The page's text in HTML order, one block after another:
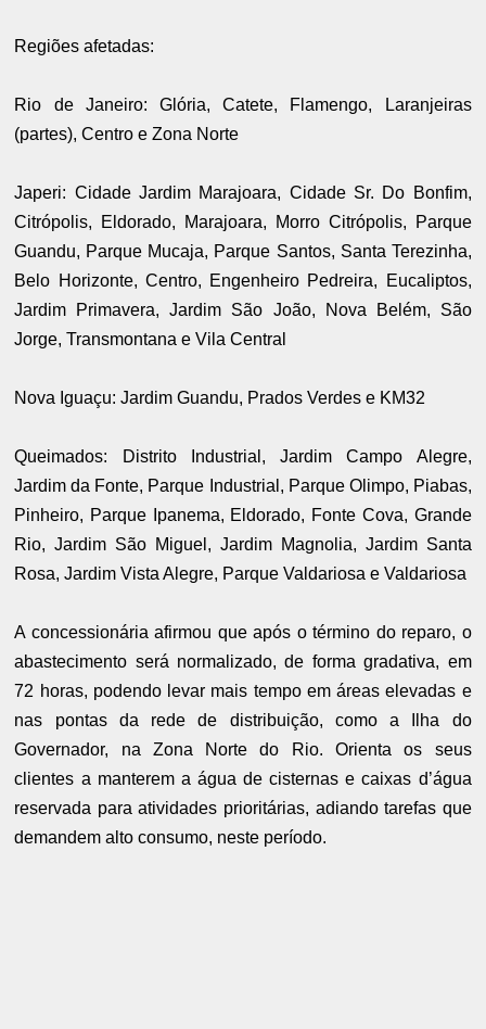
Regiões afetadas:
Rio de Janeiro: Glória, Catete, Flamengo, Laranjeiras
(partes), Centro e Zona Norte
Japeri: Cidade Jardim Marajoara, Cidade Sr. Do Bonfim,
Citrópolis, Eldorado, Marajoara, Morro Citrópolis, Parque
Guandu, Parque Mucaja, Parque Santos, Santa Terezinha,
Belo Horizonte, Centro, Engenheiro Pedreira, Eucaliptos,
Jardim Primavera, Jardim São João, Nova Belém, São
Jorge, Transmontana e Vila Central
Nova Iguaçu: Jardim Guandu, Prados Verdes e KM32
Queimados: Distrito Industrial, Jardim Campo Alegre,
Jardim da Fonte, Parque Industrial, Parque Olimpo, Piabas,
Pinheiro, Parque Ipanema, Eldorado, Fonte Cova, Grande
Rio, Jardim São Miguel, Jardim Magnolia, Jardim Santa
Rosa, Jardim Vista Alegre, Parque Valdariosa e Valdariosa
A concessionária afirmou que após o término do reparo, o
abastecimento será normalizado, de forma gradativa, em
72 horas, podendo levar mais tempo em áreas elevadas e
nas pontas da rede de distribuição, como a Ilha do
Governador, na Zona Norte do Rio. Orienta os seus
clientes a manterem a água de cisternas e caixas d’água
reservada para atividades prioritárias, adiando tarefas que
demandem alto consumo, neste período.